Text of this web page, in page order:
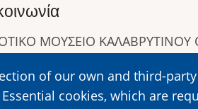
of our own and third-
cookies, which are
ΜΟΥΣΕΙΟ
2692023646, 2692360220
www.dmko.gr ||